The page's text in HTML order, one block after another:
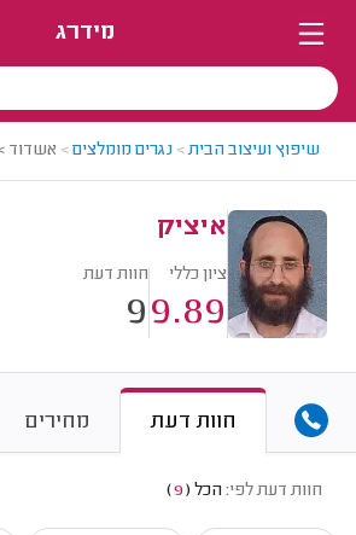
מידרג
שיפוץ ועיצוב הבית> נגרים מומלצים> אשדוד
איציק
ציון כללי
9.89
חוות דעת
9
חוות דעת מחירים
חוות דעת לפי: הכל (
9
)